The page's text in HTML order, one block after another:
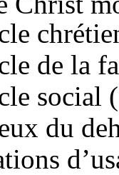
de la
social
du